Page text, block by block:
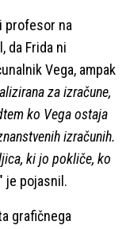
profesor na
da Frida ni
Vega, ampak
za izračune,
ko Vega ostaja
izračunih.
ki jo pokliče, ko
" je pojasnil.
grafičnega